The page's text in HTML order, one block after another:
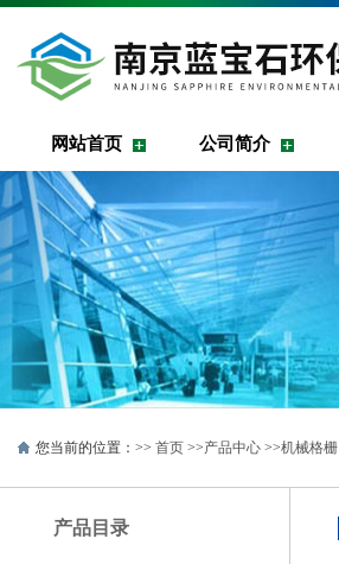
网站首页 公司简介
您当前的位置：>> 首页 >>产品中心 >>机械格栅
产品目录